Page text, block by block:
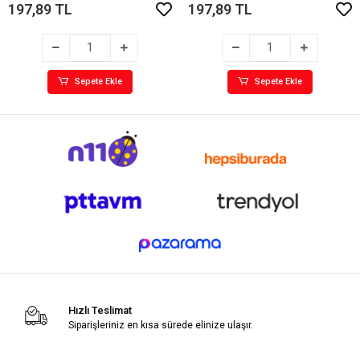
197,89 TL
Sepete Ekle
197,89 TL
Sepete Ekle
Hızlı Teslimat
Siparişleriniz en kısa sürede elinize ulaşır.